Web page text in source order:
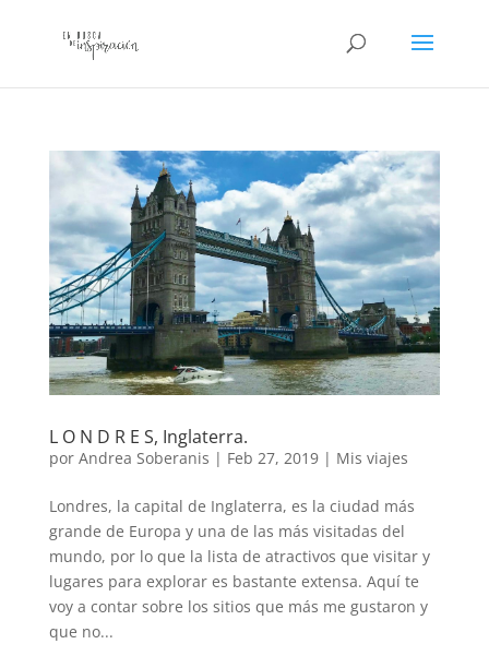
L O N D R E S, Inglaterra.
por Andrea Soberanis | Feb 27, 2019| Mis viajes
Londres, la capital de Inglaterra, es la ciudad más
grande de Europa y una de las más visitadas del
mundo, por lo que la lista de atractivos que visitar y
lugares para explorar es bastante extensa. Aquí te
voy a contar sobre los sitios que más me gustaron y
que no...